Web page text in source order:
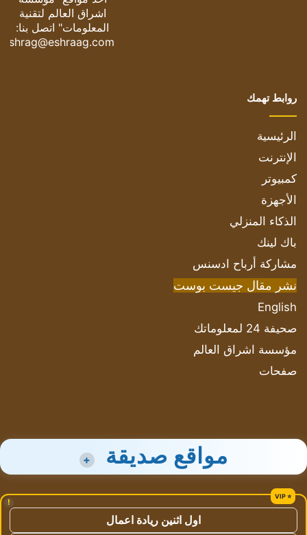
اشراق العالم لتقنية
المعلومات" اتصل بنا:
eshrag@eshraag.com
روابط تهمك
الرئيسية
الإنترنت
كمبيوتر
الأجهزة
الذكاء المنزلي
باك لينك
مشاركة أرباح ادسنس
نشر مقال جيست بوست
English
صحيفة 24 لمعلوماتك
مؤسسة اشراق العالم
صفحات
مواقع صديقة +
!
اول اثنين ريادة اعمال